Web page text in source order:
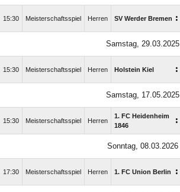
15:30 Meisterschaftsspiel Herren SV Werder Bremen :
Samstag, 29.03.2025
15:30 Meisterschaftsspiel Herren Holstein Kiel :
Samstag, 17.05.2025
15:30 Meisterschaftsspiel Herren
1. FC Heidenheim
1846
:
Sonntag, 08.03.2026
17:30 Meisterschaftsspiel Herren 1. FC Union Berlin :